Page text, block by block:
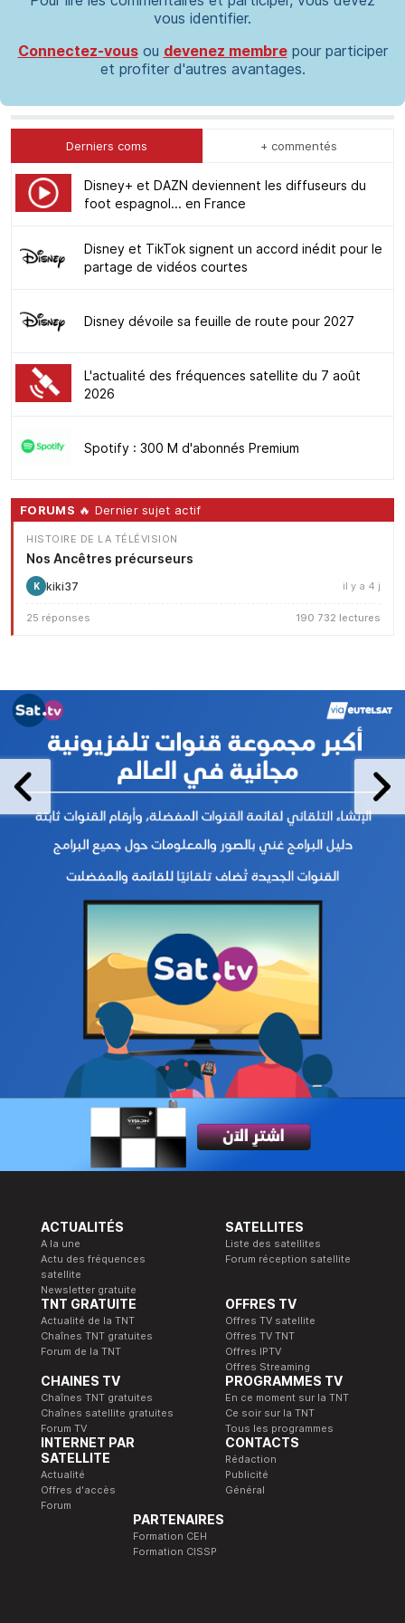
vous identifier.
Connectez-vousou devenez membrepour participer
et profiter d'autres avantages.
Derniers coms + commentés
Disney+ et DAZN deviennent les diffuseurs du
foot espagnol... en France
Disney et TikTok signent un accord inédit pour le
partage de vidéos courtes
Disney dévoile sa feuille de route pour 2027
L'actualité des fréquences satellite du 7 août
2026
Spotify : 300 M d'abonnés Premium
FORUMS 🔥 Dernier sujet actif
HISTOIRE DE LA TÉLÉVISION
Nos Ancêtres précurseurs
K kiki37 il y a 4 j
25 réponses 190 732 lectures
ACTUALITÉS
A la une
Actu des fréquences
satellite
Newsletter gratuite
SATELLITES
Liste des satellites
Forum réception satellite
TNT GRATUITE
Actualité de la TNT
Chaînes TNT gratuites
Forum de la TNT
OFFRES TV
Offres TV satellite
Offres TV TNT
Offres IPTV
Offres Streaming
CHAINES TV
Chaînes TNT gratuites
Chaînes satellite gratuites
Forum TV
PROGRAMMES TV
En ce moment sur la TNT
Ce soir sur la TNT
Tous les programmes
INTERNET PAR
SATELLITE
Actualité
Offres d'accès
Forum
CONTACTS
Rédaction
Publicité
Général
PARTENAIRES
Formation CEH
Formation CISSP